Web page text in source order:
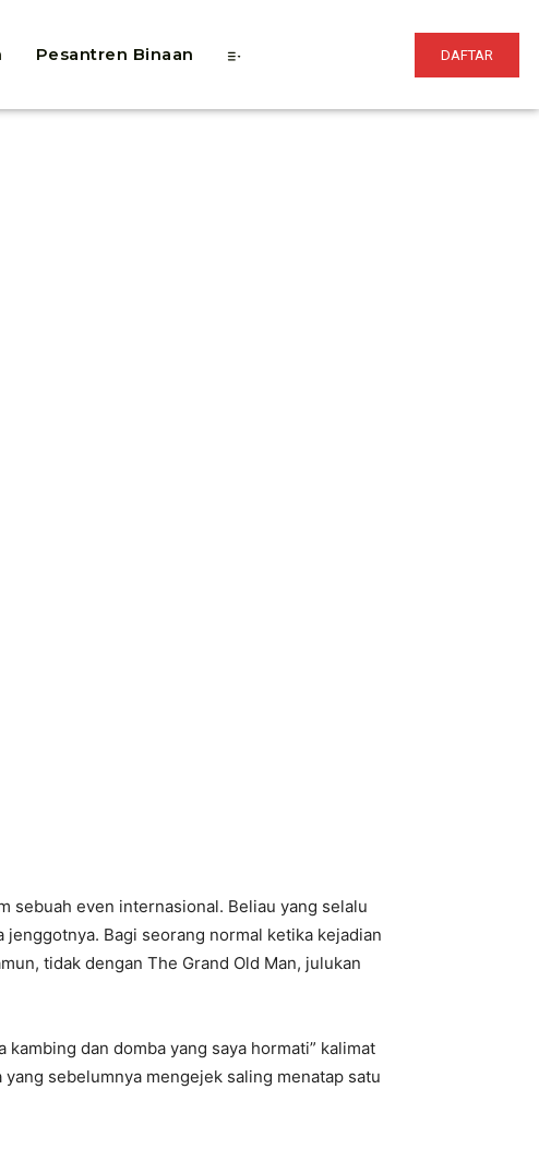
Pesantren Binaan DAFTAR
sebuah even internasional. Beliau yang selalu
Bagi seorang normal ketika kejadian
tidak dengan The Grand Old Man, julukan
dan domba yang saya hormati” kalimat
sebelumnya mengejek saling menatap satu